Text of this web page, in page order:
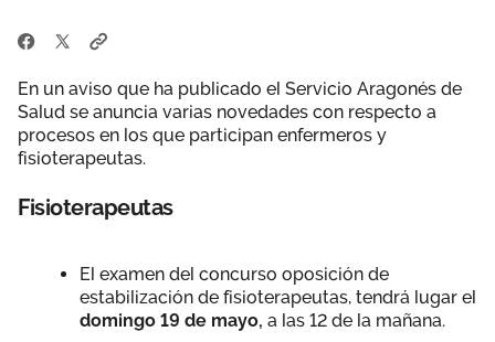
En un aviso que ha publicado el Servicio Aragonés de
Salud se anuncia varias novedades con respecto a
procesos en los que participan enfermeros y
fisioterapeutas.
Fisioterapeutas
El examen del concurso oposición de
estabilización de fisioterapeutas, tendrá lugar el
domingo 19 de mayo, a las 12 de la mañana.